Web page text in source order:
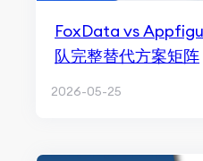
FoxData vs
队完整替代方案矩阵
2026-05-25